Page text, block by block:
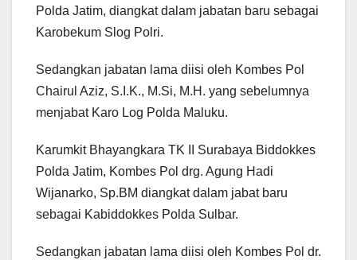
Polda Jatim, diangkat dalam jabatan baru sebagai
Karobekum Slog Polri.
Sedangkan jabatan lama diisi oleh Kombes Pol
Chairul Aziz, S.I.K., M.Si, M.H. yang sebelumnya
menjabat Karo Log Polda Maluku.
Karumkit Bhayangkara TK II Surabaya Biddokkes
Polda Jatim, Kombes Pol drg. Agung Hadi
Wijanarko, Sp.BM diangkat dalam jabat baru
sebagai Kabiddokkes Polda Sulbar.
Sedangkan jabatan lama diisi oleh Kombes Pol dr.